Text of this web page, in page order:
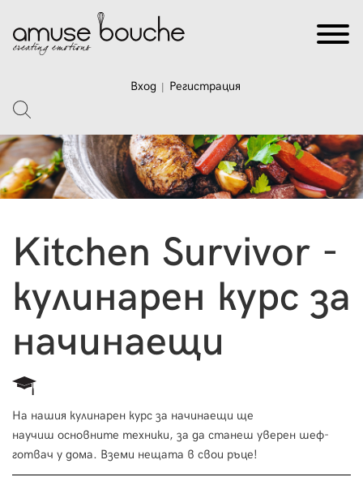
Вход Регистрация
Kitchen Survivor -
кулинарен курс за
начинаещи
На нашия кулинарен курс за начинаещи ще
научиш основните техники, за да станеш уверен шеф-
готвач у дома. Вземи нещата в свои ръце!